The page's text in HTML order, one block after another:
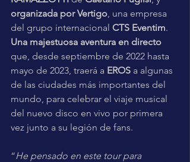
organizada por Vertigo , una empresa
del grupo internacional CTS Eventim.
Una majestuosa aventura en directo
que, desde septiembre de 2022 hasta
mayo de 2023, traerá a EROS a algunas
de las ciudades más importantes del
mundo, para celebrar el viaje musical
del nuevo disco en vivo por primera
vez junto a su legión de fans.
“He pensado en este tour para